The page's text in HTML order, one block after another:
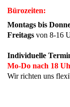
Bürozeiten:
Montags bis
Freitags von 8-16
Individuelle
Mo-Do nach 18
Wir richten uns